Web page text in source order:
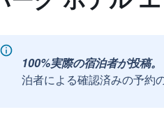
100%実際の宿泊者が投稿。
泊者による確認済みの予約